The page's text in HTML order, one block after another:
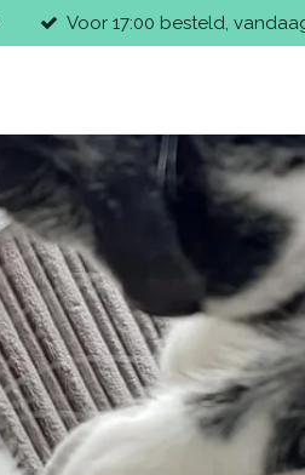
Voor 17:00 besteld,